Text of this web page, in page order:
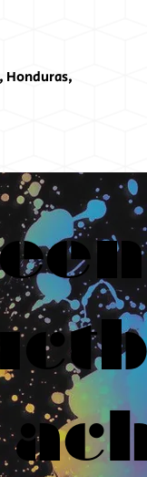
Honduras,